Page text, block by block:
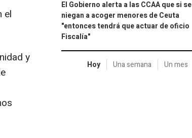
el
y
El Gobierno alerta a las CCAA que si se
niegan a acoger menores de Ceuta
"entonces tendrá que actuar de oficio
Fiscalía"
Hoy Una semana Un mes